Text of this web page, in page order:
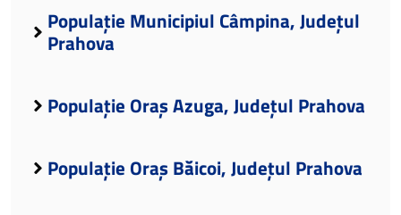
Populație Municipiul Câmpina, Județul
Prahova
Populație Oraș Azuga, Județul Prahova
Populație Oraș Băicoi, Județul Prahova